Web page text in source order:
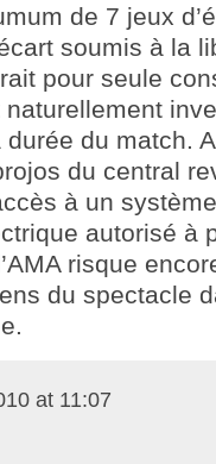
de 7 jeux
soumis à la
pour seule
naturellement
du match.
du central
à un
autorisé à
risque
du spectacle
at 11:07